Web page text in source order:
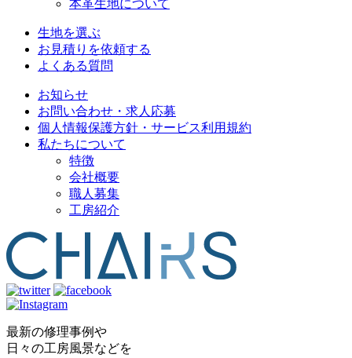
本革生地について
生地を選ぶ
お見積りを依頼する
よくある質問
お知らせ
お問い合わせ・求人応募
個人情報保護方針・サービス利用規約
私たちについて
特徴
会社概要
職人募集
工房紹介
最新の修理事例や
日々の工房風景などを